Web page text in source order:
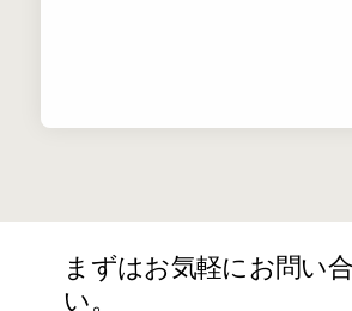
まずはお気軽にお問い
い。